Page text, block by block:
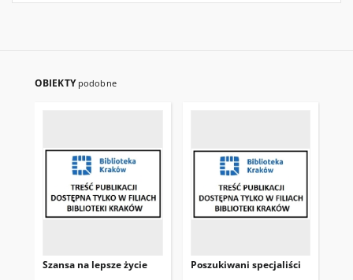
OBIEKTY podobne
Szansa na lepsze życie Poszukiwani specjaliści